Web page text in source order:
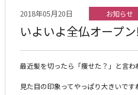
2018年05月20日 お知らせ
いよいよ全仏オープ
最近髪を切ったら「痩せた？」と言わ
見た目の印象ってやっぱり大きいです